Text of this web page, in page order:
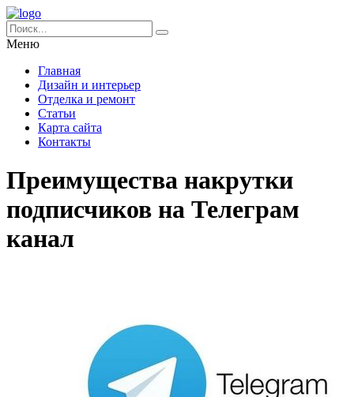
Меню
Главная
Дизайн и интерьер
Отделка и ремонт
Статьи
Карта сайта
Контакты
Преимущества накрутки
подписчиков на Телеграм
канал